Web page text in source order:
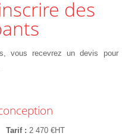
vous recevrez un devis pour
Tarif 2 470 €HT